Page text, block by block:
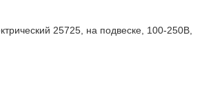
25725, на подвеске, 100-250В,